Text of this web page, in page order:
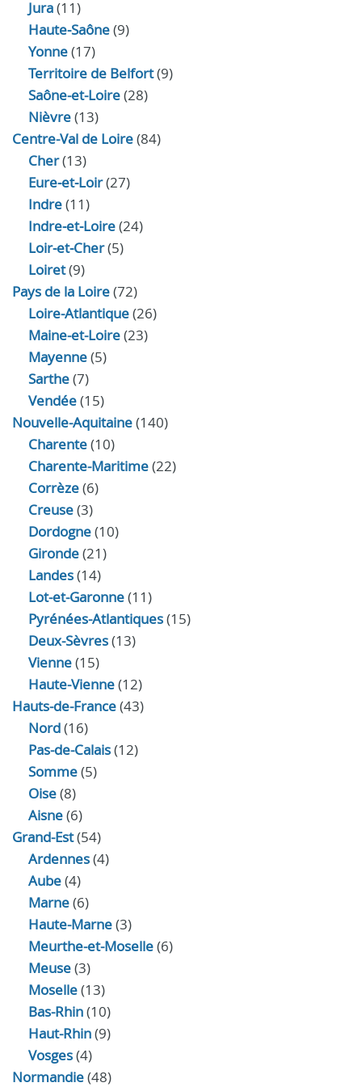
Jura(11)
Haute‑Saône(9)
Yonne(17)
Territoire de Belfort(9)
Saône-et-Loire(28)
Nièvre(13)
Centre-Val de Loire(84)
Cher(13)
Eure‑et‑Loir(27)
Indre(11)
Indre‑et‑Loire(24)
Loir‑et‑Cher(5)
Loiret(9)
Pays de la Loire(72)
Loire-Atlantique(26)
Maine-et-Loire(23)
Mayenne(5)
Sarthe(7)
Vendée(15)
Nouvelle-Aquitaine(140)
Charente(10)
Charente-Maritime(22)
Corrèze(6)
Creuse(3)
Dordogne(10)
Gironde(21)
Landes(14)
Lot-et-Garonne(11)
Pyrénées-Atlantiques(15)
Deux-Sèvres(13)
Vienne(15)
Haute-Vienne(12)
Hauts-de-France(43)
Nord(16)
Pas-de-Calais(12)
Somme(5)
Oise(8)
Aisne(6)
Grand-Est(54)
Ardennes(4)
Aube(4)
Marne(6)
Haute-Marne(3)
Meurthe-et-Moselle(6)
Meuse(3)
Moselle(13)
Bas-Rhin(10)
Haut-Rhin(9)
Vosges(4)
Normandie(48)